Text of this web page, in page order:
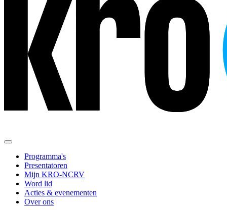
Programma's
Presentatoren
Mijn KRO-NCRV
Word lid
Acties & evenementen
Over ons